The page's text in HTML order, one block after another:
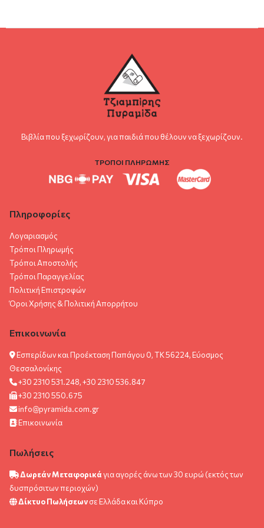
Βιβλία που ξεχωρίζουν, για παιδιά που θέλουν να ξεχωρίζουν.
ΤΡΟΠΟΙ ΠΛΗΡΩΜΗΣ
Πληροφορίες
Λογαριασμός
Τρόποι Πληρωμής
Τρόποι Αποστολής
Τρόποι Παραγγελίας
Πολιτική Επιστροφών
Όροι Χρήσης & Πολιτική Aπορρήτου
Επικοινωνία
Εσπερίδων και Προέκταση Παπάγου 0, ΤΚ 56224, Εύοσμος
Θεσσαλονίκης
+30 2310 531.248, +30 2310 536.847
+30 2310 550.675
info@pyramida.com.gr
Επικοινωνία
Πωλήσεις
Δωρεάν Μεταφορικάγια αγορές άνω των 30 ευρώ (εκτός των
δυσπρόσιτων περιοχών)
Δίκτυο Πωλήσεωνσε Ελλάδα και Κύπρο